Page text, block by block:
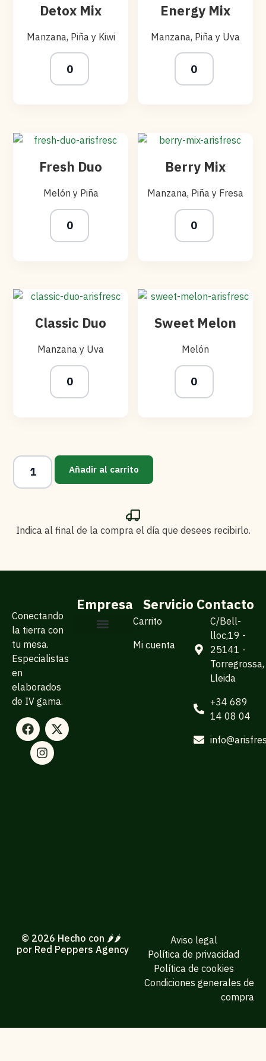
Detox Mix
Manzana, Piña y Kiwi
Energy Mix
Manzana, Piña y Uva
Fresh Duo
Melón y Piña
Berry Mix
Manzana, Piña y Fresa
Classic Duo
Manzana y Uva
Sweet Melon
Melón
Añadir al carrito
Indica al final de la compra el día que desees recibirlo.
Conectando
la tierra con
tu mesa.
Especialistas
en
elaborados
de IV gama.
Empresa Servicio
Carrito
Mi cuenta
Contacto
C/Bell-
lloc,19 -
25141 -
Torregrossa,
Lleida
+34 689
14 08 04
© 2026 Hecho con 🌶️🌶️
por Red Peppers Agency
Aviso legal
Política de privacidad
Política de cookies
Condiciones generales de
compra